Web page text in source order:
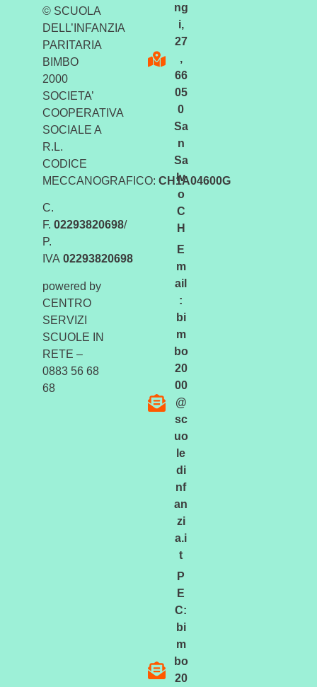
© SCUOLA
DELL’INFANZIA
PARITARIA
BIMBO
2000
SOCIETA’
COOPERATIVA
SOCIALE A
R.L.
CODICE
MECCANOGRAFICO: CH1A04600G
C.
F. 02293820698/
P.
IVA 02293820698
powered by
CENTRO
SERVIZI
SCUOLE IN
RETE –
0883 56 68
68
ng
i,
27
,
66
05
0
Sa
n
Sa
lv
o
C
H
E
m
ail
:
bi
m
bo
20
00
@
sc
uo
le
di
nf
an
zi
a.i
t
P
E
C:
bi
m
bo
20